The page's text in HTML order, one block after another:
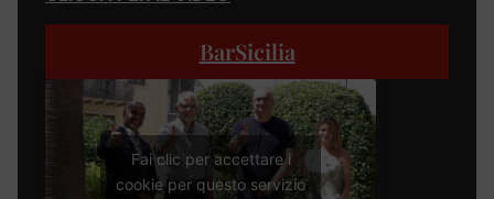
BarSicilia
Fai clic per accettare i
cookie per questo servizio